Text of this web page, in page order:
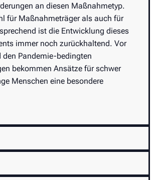
an diesen Maßnahmetyp.
für Maßnahmeträger als auch für
ist die Entwicklung dieses
immer noch zurückhaltend. Vor
Pandemie-bedingten
bekommen Ansätze für schwer
Menschen eine besondere